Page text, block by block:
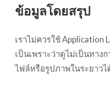
ข้อมูลโดยสรุป
เราไม่ควรใช้
เป็นเพราะว่าดูไม่เป็นทาง
ไฟล์หรือรูปภาพในระยาวไ